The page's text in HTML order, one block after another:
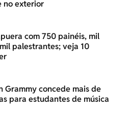
no exterior
com 750 painéis, mil
palestrantes; veja 10
Grammy concede mais de
para estudantes de música